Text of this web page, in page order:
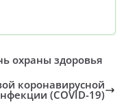
охраны здоровья
коронавирусной
(COVID-19)